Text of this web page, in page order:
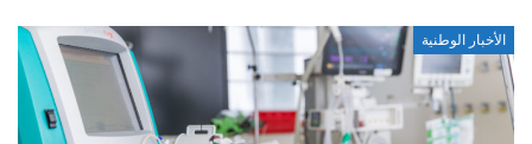
الأخبار الوطنية